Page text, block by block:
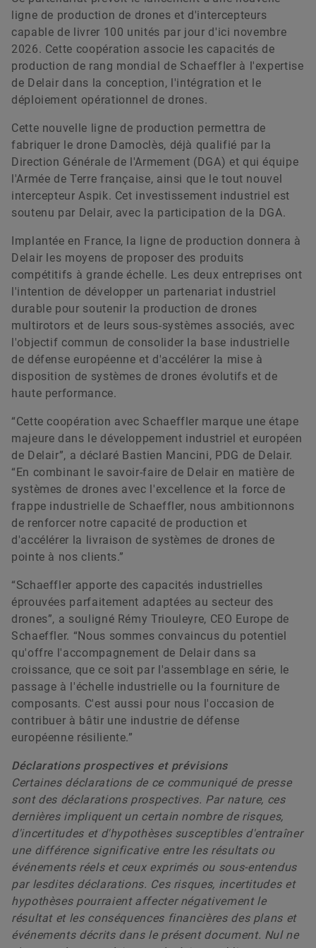
Matteo Scaravelli
Head of Communications & Branding Europe,
Africa and Middle East
Schaeffler Technologies AG & Co. KG
Herzogenaurach
+49 9132 82-6633
matteo.scaravelli@schaeffler.com
ligne de production de drones et d'intercepteurs
capable de livrer 100 unités par jour d'ici novembre
2026. Cette coopération associe les capacités de
production de rang mondial de Schaeffler à l'expertise
de Delair dans la conception, l'intégration et le
déploiement opérationnel de drones.
Cette nouvelle ligne de production permettra de
fabriquer le drone Damoclès, déjà qualifié par la
Direction Générale de l'Armement (DGA) et qui équipe
l'Armée de Terre française, ainsi que le tout nouvel
intercepteur Aspik. Cet investissement industriel est
soutenu par Delair, avec la participation de la DGA.
Implantée en France, la ligne de production donnera à
Delair les moyens de proposer des produits
compétitifs à grande échelle. Les deux entreprises ont
l'intention de développer un partenariat industriel
durable pour soutenir la production de drones
multirotors et de leurs sous-systèmes associés, avec
l'objectif commun de consolider la base industrielle
de défense européenne et d'accélérer la mise à
disposition de systèmes de drones évolutifs et de
haute performance.
“Cette coopération avec Schaeffler marque une étape
majeure dans le développement industriel et européen
de Delair”, a déclaré Bastien Mancini, PDG de Delair.
“En combinant le savoir-faire de Delair en matière de
systèmes de drones avec l'excellence et la force de
frappe industrielle de Schaeffler, nous ambitionnons
de renforcer notre capacité de production et
d'accélérer la livraison de systèmes de drones de
pointe à nos clients.”
“Schaeffler apporte des capacités industrielles
éprouvées parfaitement adaptées au secteur des
drones”, a souligné Rémy Triouleyre, CEO Europe de
Schaeffler. “Nous sommes convaincus du potentiel
qu'offre l'accompagnement de Delair dans sa
croissance, que ce soit par l'assemblage en série, le
passage à l'échelle industrielle ou la fourniture de
composants. C'est aussi pour nous l'occasion de
contribuer à bâtir une industrie de défense
européenne résiliente.”
Déclarations prospectives et prévisions
Certaines déclarations de ce communiqué de presse
sont des déclarations prospectives. Par nature, ces
dernières impliquent un certain nombre de risques,
d'incertitudes et d'hypothèses susceptibles d'entraîner
une différence significative entre les résultats ou
événements réels et ceux exprimés ou sous-entendus
par lesdites déclarations. Ces risques, incertitudes et
hypothèses pourraient affecter négativement le
résultat et les conséquences financières des plans et
événements décrits dans le présent document. Nul ne